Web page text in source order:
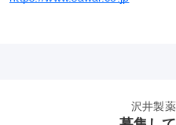
沢井製